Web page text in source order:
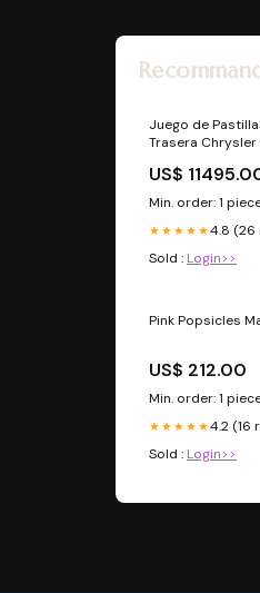
Juego de
Trasera
US$
Min. order: 1
★★★★★4.8 (26
Sold : Login>>
Pink Popsicles
US$ 212.00
Min. order: 1
★★★★★4.2 (16
Sold : Login>>